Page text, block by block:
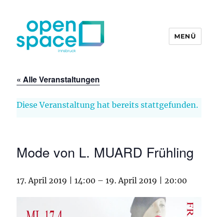
MENÜ
« Alle Veranstaltungen
Diese Veranstaltung hat bereits stattgefunden.
Mode von L. MUARD Frühling
17. April 2019 | 14:00 –19. April 2019 | 20:00